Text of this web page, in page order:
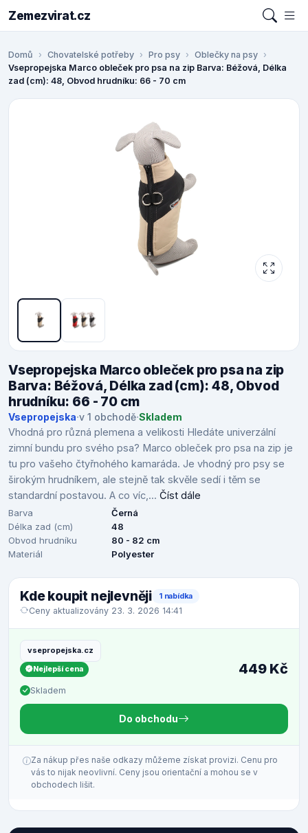
Zemezvirat.cz
Domů Chovatelské potřeby Pro psy
Oblečky na psy
Vsepropejska Marco obleček pro psa na zip Barva: Béžová, Délka
zad (cm): 48, Obvod hrudníku: 66 - 70 cm
Vsepropejska Marco obleček pro psa na zip
Barva: Béžová, Délka zad (cm): 48, Obvod
hrudníku: 66 - 70 cm
Vsepropejska·v 1 obchodě·Skladem
Vhodná pro různá plemena a velikosti Hledáte univerzální
zimní bundu pro svého psa? Marco obleček pro psa na zip je
tu pro vašeho čtyřnohého kamaráda. Je vhodný pro psy se
širokým hrudníkem, ale stejně tak skvěle sedí i těm se
standardní postavou. A co víc,... Číst dále
Barva
Černá
Délka zad (cm)
48
Obvod hrudníku
80 - 82 cm
Materiál
Polyester
Kde koupit nejlevněji 1 nabídka
Ceny aktualizovány 23. 3. 2026 14:41
vsepropejska.cz
Nejlepší cena
Skladem
449 Kč
Do obchodu
Za nákup přes naše odkazy můžeme získat provizi. Cenu pro
vás to nijak neovlivní. Ceny jsou orientační a mohou se v
obchodech lišit.